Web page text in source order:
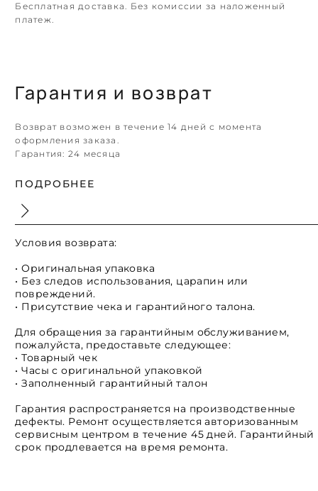
Бесплатная доставка. Без комиссии за наложенный
платеж.
Гарантия и возврат
Возврат возможен в течение 14 дней с момента
оформления заказа.
Гарантия: 24 месяца
ПОДРОБНЕЕ
Условия возврата:
• Оригинальная упаковка
• Без следов использования, царапин или
повреждений.
• Присутствие чека и гарантийного талона.
Для обращения за гарантийным обслуживанием,
пожалуйста, предоставьте следующее:
• Товарный чек
• Часы с оригинальной упаковкой
• Заполненный гарантийный талон
Гарантия распространяется на производственные
дефекты. Ремонт осуществляется авторизованным
сервисным центром в течение 45 дней. Гарантийный
срок продлевается на время ремонта.